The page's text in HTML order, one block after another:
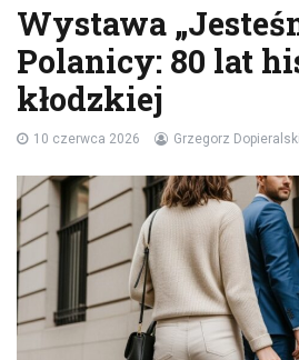
Wystawa
Polanicy: 80 lat
kłodzkiej
10 czerwca 2026 Grzegorz Dopieralski